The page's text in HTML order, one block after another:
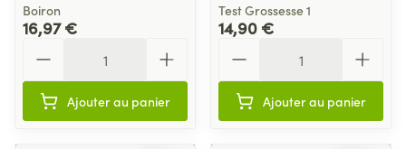
Boiron
16,97 €
Ajouter au panier
Test Grossesse 1
14,90 €
Ajouter au panier